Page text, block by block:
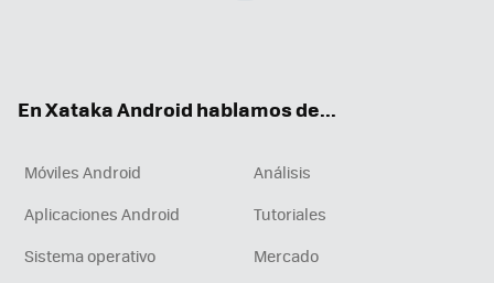
En Xataka Android hablamos de...
Móviles Android
Análisis
Aplicaciones Android
Tutoriales
Sistema operativo
Mercado